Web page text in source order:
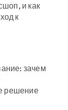
и как
к
зачем
решение